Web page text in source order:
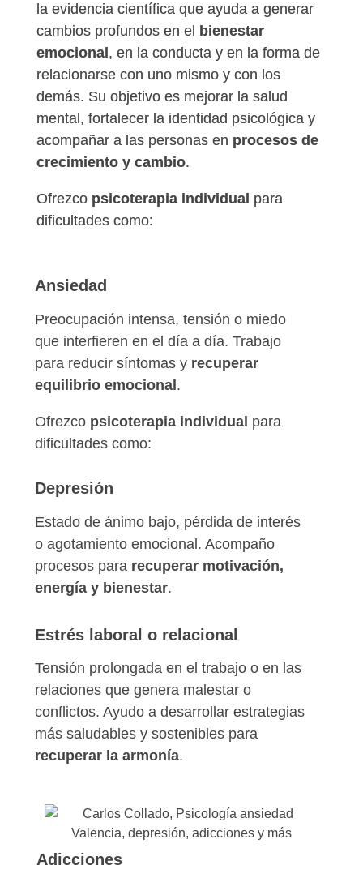
la evidencia científica que ayuda a generar
cambios profundos en el bienestar
emocional , en la conducta y en la forma de
relacionarse con uno mismo y con los
demás. Su objetivo es mejorar la salud
mental, fortalecer la identidad psicológica y
acompañar a las personas en procesos de
crecimiento y cambio.
Ofrezco psicoterapia individual para
dificultades como:
Ansiedad
Preocupación intensa, tensión o miedo
que interfieren en el día a día. Trabajo
para reducir síntomas y recuperar
equilibrio emocional .
Ofrezco psicoterapia individual para
dificultades como:
Depresión
Estado de ánimo bajo, pérdida de interés
o agotamiento emocional. Acompaño
procesos para recuperar motivación,
energía y bienestar.
Estrés laboral o relacional
Tensión prolongada en el trabajo o en las
relaciones que genera malestar o
conflictos. Ayudo a desarrollar estrategias
más saludables y sostenibles para
recuperar la armonía.
Adicciones